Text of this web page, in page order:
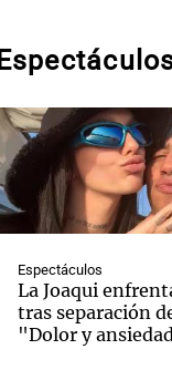
Espectáculos
La Joaqui
tras separación
"Dolor y